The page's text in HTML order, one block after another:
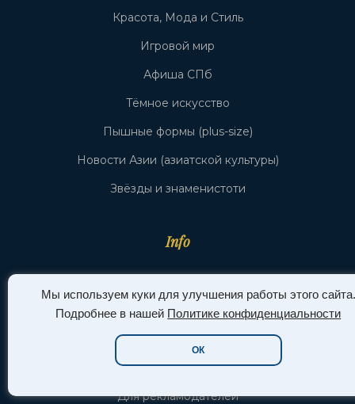
Мы используем куки для улучшения работы этого сайта.
Подробнее в нашей Политике конфиденциальности
ОК
Красота, Мода и Стиль
Игровой мир
Афиша СПб
Тёмное искусство
Пышные формы (plus-size)
Новости Азии (азиатской культуры)
Звёзды и знаменистоти
Info
Пользовательское соглашение
Общие правила
Контакты
Для рекламодателей